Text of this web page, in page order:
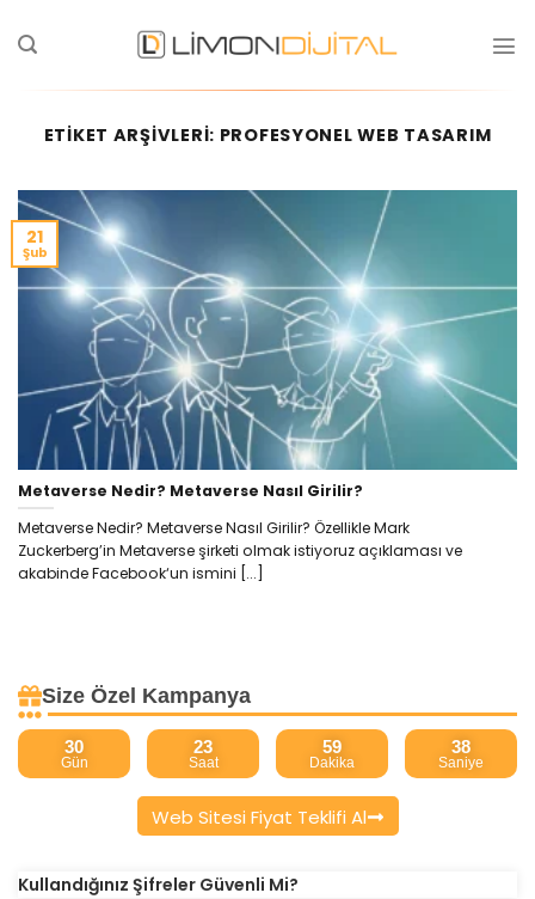
ETIKET ARŞIVLERI: PROFESYONEL WEB TASARIM
Metaverse Nedir? Metaverse Nasıl Girilir?
Metaverse Nedir? Metaverse Nasıl Girilir? Özellikle Mark
Zuckerberg’in Metaverse şirketi olmak istiyoruz açıklaması ve
akabinde Facebook‘un ismini [...]
21
Şub
Size Özel Kampanya
30
Gün
23
Saat
59
Dakika
38
Saniye
Web Sitesi Fiyat Teklifi Al
Kullandığınız Şifreler Güvenli Mi?